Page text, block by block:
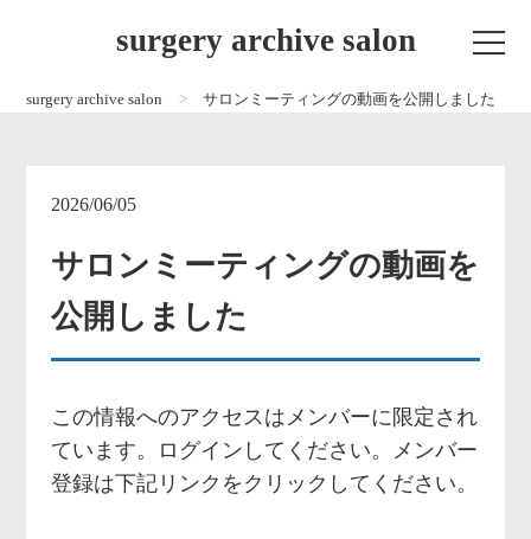
surgery archive salon
surgery archive salon サロンミーティングの動画を公開しました
2026/06/05
サロンミーティングの動画を
公開しました
この情報へのアクセスはメンバーに限定され
ています。ログインしてください。メンバー
登録は下記リンクをクリックしてください。